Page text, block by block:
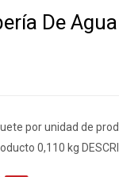
De
por unidad de
0,110 kg